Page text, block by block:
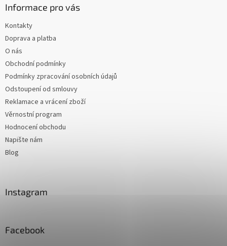
Informace pro vás
Kontakty
Doprava a platba
O nás
Obchodní podmínky
Podmínky zpracování osobních údajů
Odstoupení od smlouvy
Reklamace a vrácení zboží
Věrnostní program
Hodnocení obchodu
Napište nám
Blog
Instagram
Facebook